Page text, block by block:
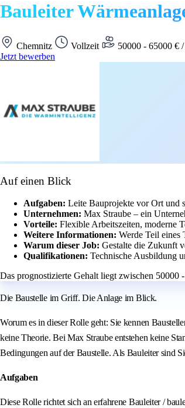
Bauleiter
Chemnitz Vollzeit 50000 - 65000 €
Jetzt bewerben
Auf einen Blick
Aufgaben: Leite Bauprojekte vor Ort und
Unternehmen: Max Straube – ein
Vorteile: Flexible Arbeitszeiten, moderne
Weitere Informationen: Werde Teil eines
Warum dieser Job: Gestalte die Zukunft
Qualifikationen: Technische Ausbildung
Das prognostizierte Gehalt liegt zwischen 50000
Die Baustelle im Griff. Die Anlage im Blick.
Worum es in dieser Rolle geht: Sie kennen
keine Theorie. Bei Max Straube entstehen keine
Bedingungen auf der Baustelle. Als Bauleiter sind
Aufgaben
Diese Rolle richtet sich an erfahrene Bauleiter /